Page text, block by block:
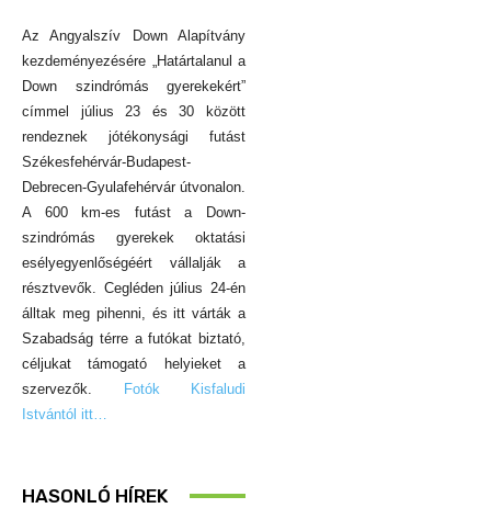
Az Angyalszív Down Alapítvány
kezdeményezésére „Határtalanul a
Down szindrómás gyerekekért”
címmel július 23 és 30 között
rendeznek jótékonysági futást
Székesfehérvár-Budapest-
Debrecen-Gyulafehérvár útvonalon.
A 600 km-es futást a Down-
szindrómás gyerekek oktatási
esélyegyenlőségéért vállalják a
résztvevők. Cegléden július 24-én
álltak meg pihenni, és itt várták a
Szabadság térre a futókat biztató,
céljukat támogató helyieket a
szervezők.
Fotók Kisfaludi
Istvántól itt…
HASONLÓ HÍREK